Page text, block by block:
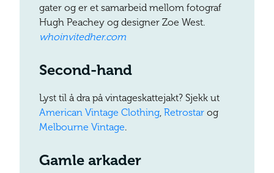
gater og er et samarbeid mellom fotograf
Hugh Peachey og designer Zoe West.
whoinvitedher.com
Second-hand
Lyst til å dra på vintageskattejakt? Sjekk ut
American Vintage Clothing, Retrostar og
Melbourne Vintage.
Gamle arkader